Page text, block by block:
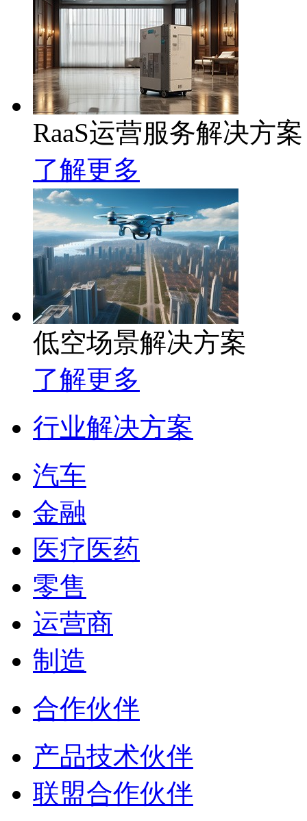
RaaS运营服务解决方案
了解更多
低空场景解决方案
了解更多
行业解决方案
汽车
金融
医疗医药
零售
运营商
制造
合作伙伴
产品技术伙伴
联盟合作伙伴